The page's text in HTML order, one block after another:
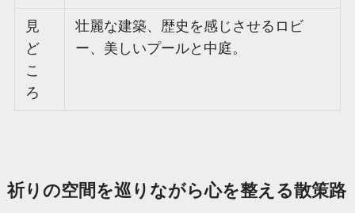
見
ど
こ
ろ
壮麗な建築、歴史を感じさせるロビ
ー、美しいプールと中庭。
祈りの空間を巡りながら心を整える散策路